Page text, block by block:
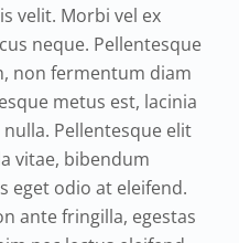
velit. Morbi vel ex
neque. Pellentesque
non fermentum diam
metus est, lacinia
Pellentesque elit
vitae, bibendum
eget odio at eleifend.
ante fringilla, egestas